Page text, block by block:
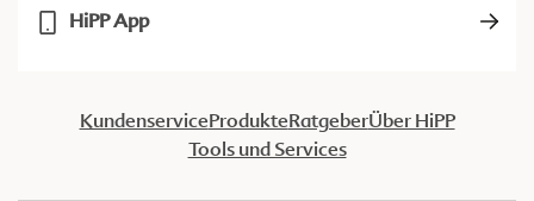
HiPP App
KundenserviceProdukteRatgeberÜber HiPP
Tools und Services